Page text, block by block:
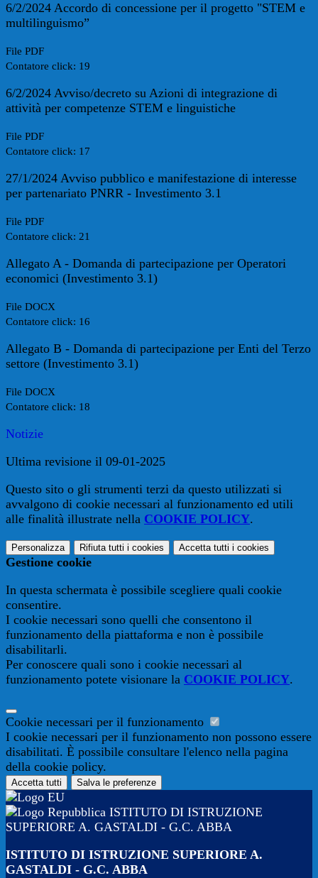
6/2/2024 Accordo di concessione per il progetto "STEM e
multilinguismo”
File PDF
Contatore click: 19
6/2/2024 Avviso/decreto su Azioni di integrazione di
attività per competenze STEM e linguistiche
File PDF
Contatore click: 17
27/1/2024 Avviso pubblico e manifestazione di interesse
per partenariato PNRR - Investimento 3.1
File PDF
Contatore click: 21
Allegato A - Domanda di partecipazione per Operatori
economici (Investimento 3.1)
File DOCX
Contatore click: 16
Allegato B - Domanda di partecipazione per Enti del Terzo
settore (Investimento 3.1)
File DOCX
Contatore click: 18
Notizie
Ultima revisione il 09-01-2025
Questo sito o gli strumenti terzi da questo utilizzati si
avvalgono di cookie necessari al funzionamento ed utili
alle finalità illustrate nella COOKIE POLICY.
Personalizza Rifiuta tutti i cookies Accetta tutti i cookies
Gestione cookie
In questa schermata è possibile scegliere quali cookie
consentire.
I cookie necessari sono quelli che consentono il
funzionamento della piattaforma e non è possibile
disabilitarli.
Per conoscere quali sono i cookie necessari al
funzionamento potete visionare la COOKIE POLICY.
Cookie necessari per il funzionamento
I cookie necessari per il funzionamento non possono essere
disabilitati. È possibile consultare l'elenco nella pagina
della cookie policy.
Accetta tutti Salva le preferenze
ISTITUTO DI ISTRUZIONE
SUPERIORE A. GASTALDI - G.C. ABBA
ISTITUTO DI ISTRUZIONE SUPERIORE A.
GASTALDI - G.C. ABBA